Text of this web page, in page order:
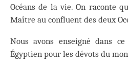
Océans de la vie. On raconte
Maître au confluent des deux
Nous avons enseigné dans
Égyptien pour les dévots du